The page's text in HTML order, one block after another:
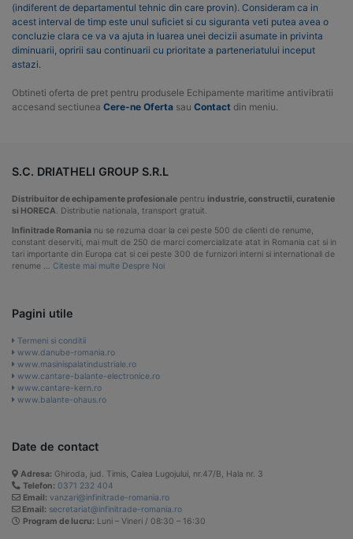
(indiferent de departamentul tehnic din care provin). Consideram ca in
acest interval de timp este unul suficiet si cu siguranta veti putea avea o
concluzie clara ce va va ajuta in luarea unei decizii asumate in privinta
diminuarii, opririi sau continuarii cu prioritate a parteneriatului inceput
astazi.
Obtineti oferta de pret pentru produsele Echipamente maritime antivibratii
accesand sectiunea Cere-ne Oferta sau Contact din meniu.
S.C. DRIATHELI GROUP S.R.L
Distribuitor de echipamente profesionale pentru industrie, constructii, curatenie
si HORECA. Distributie nationala, transport gratuit.
Infinitrade Romania nu se rezuma doar la cei peste 500 de clienti de renume,
constant deserviti, mai mult de 250 de marci comercializate atat in Romania cat si in
tari importante din Europa cat si cei peste 300 de furnizori interni si internationali de
renume … Citeste mai multe Despre Noi
Pagini utile
Termeni si conditii
www.danube-romania.ro
www.masinispalatindustriale.ro
www.cantare-balante-electronice.ro
www.cantare-kern.ro
www.balante-ohaus.ro
Date de contact
Adresa: Ghiroda, jud. Timis, Calea Lugojului, nr.47/B, Hala nr. 3
Telefon: 0371 232 404
Email: vanzari@infinitrade-romania.ro
Email: secretariat@infinitrade-romania.ro
Program de lucru: Luni – Vineri / 08:30 – 16:30